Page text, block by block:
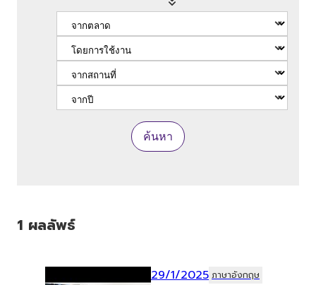
ค้นหา
1 ผลลัพธ์
29/1/2025 ภาษาอังกฤษ